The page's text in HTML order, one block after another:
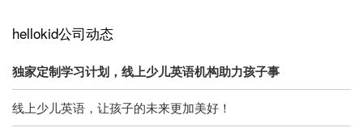
hellokid公司动态
独家定制学习计划，线上少儿英语机构助力孩子事
线上少儿英语，让孩子的未来更加美好！